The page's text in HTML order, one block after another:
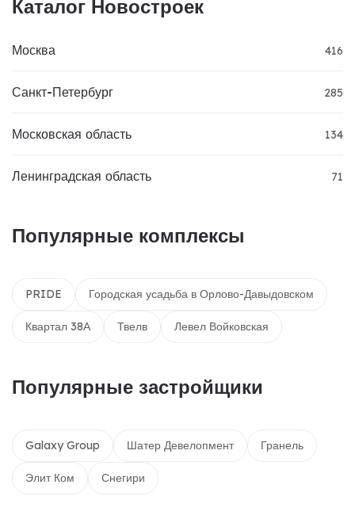
Каталог Новостроек
Москва 416
Санкт-Петербург 285
Московская область 134
Ленинградская область 71
Популярные комплексы
PRIDE Городская усадьба в Орлово-Давыдовском
Квартал 38А Твелв Левел Войковская
Популярные застройщики
Galaxy Group Шатер Девелопмент Гранель
Элит Ком Снегири